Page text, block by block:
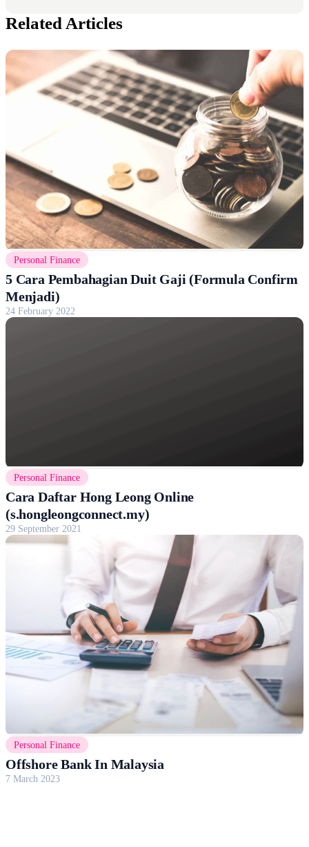
Related Articles
Personal Finance
5 Cara Pembahagian Duit Gaji (Formula Confirm
Menjadi)
24 February 2022
Personal Finance
Cara Daftar Hong Leong Online
(s.hongleongconnect.my)
29 September 2021
Personal Finance
Offshore Bank In Malaysia
7 March 2023